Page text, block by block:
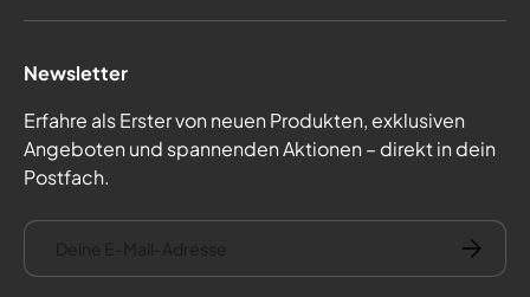
Newsletter
Erfahre als Erster von neuen Produkten, exklusiven
Angeboten und spannenden Aktionen – direkt in dein
Postfach.
E-Mail